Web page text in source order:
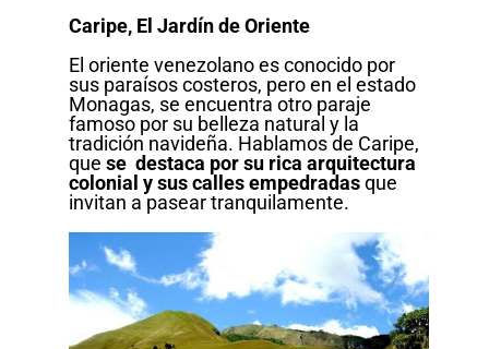
Caripe, El Jardín de Oriente
El oriente venezolano es conocido por
sus paraísos costeros, pero en el estado
Monagas, se encuentra otro paraje
famoso por su belleza natural y la
tradición navideña. Hablamos de Caripe,
quese destaca por su rica arquitectura
colonial y sus calles empedradasque
invitan a pasear tranquilamente.